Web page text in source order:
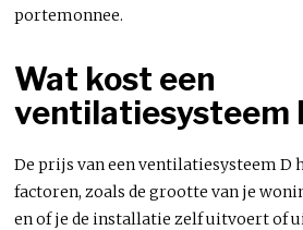
portemonnee.
Wat kost een
ventilatiesysteem
De prijs van een ventilatiesysteem D
factoren, zoals de grootte van je
en of je de installatie zelf uitvoert of